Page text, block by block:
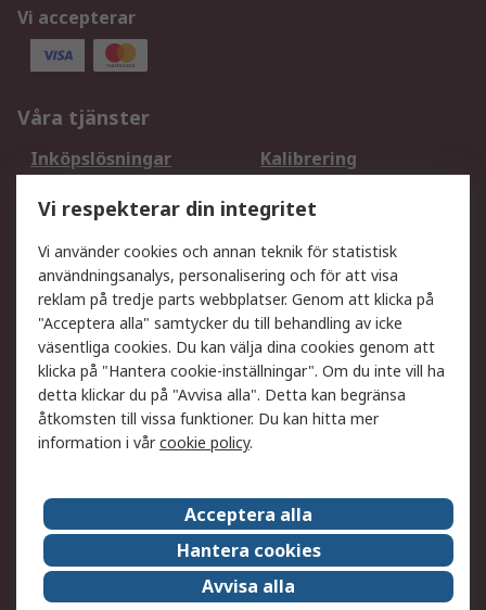
Vi accepterar
Våra tjänster
Inköpslösningar
Kalibrering
DesignSpark
Teknisk Support
Ditt lokala säljteam
Exportlösningar
Support
Få hjälp
Retur av varor
Leverans
Spåra din order
Begär en fakturakopi
Fördelar med RS-konto
Betalningsalternativ
Om RS
Försäljningsvillkor
Det juridiska
Press Centre
Jobba hos RS
ESG
Vi respekterar din integritet
Vi använder cookies och annan teknik för statistisk
användningsanalys, personalisering och för att visa
reklam på tredje parts webbplatser. Genom att klicka på
"Acceptera alla" samtycker du till behandling av icke
väsentliga cookies. Du kan välja dina cookies genom att
klicka på "Hantera cookie-inställningar". Om du inte vill ha
detta klickar du på "Avvisa alla". Detta kan begränsa
åtkomsten till vissa funktioner. Du kan hitta mer
information i vårcookie policy.
Acceptera alla
Hantera cookies
Avvisa alla